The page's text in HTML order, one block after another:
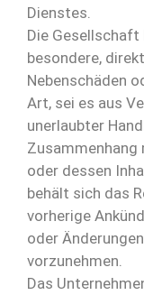
Dienstes.
Die
besondere,
Nebenschäden
Art, sei es aus
unerlaubter
oder dessen
behält sich das
vorherige
oder
vorzunehmen.
Das